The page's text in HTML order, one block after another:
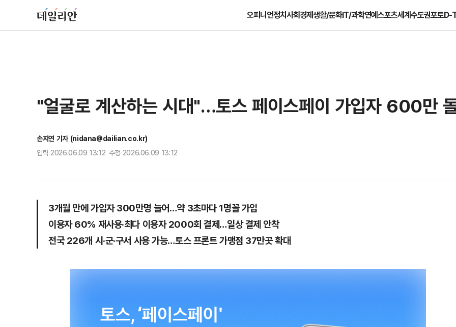
오피니언정치사회경제생활/문화IT/과학연예스포츠세계수도권포토D-
"얼굴로 계산하는 시대"…토스 페이스페이 가입자 600만
손지연 기자 (nidana@dailian.co.kr)
입력 2026.06.09 13:12 수정 2026.06.09 13:12
3개월 만에 가입자 300만명 늘어…약 3초마다 1명꼴 가입
이용자 60% 재사용·최다 이용자 2000회 결제…일상 결제 안착
전국 226개 시·군·구서 사용 가능…토스 프론트 가맹점 37만곳 확대